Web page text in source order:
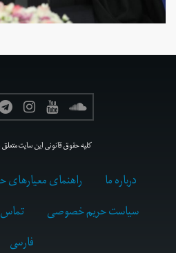
کلیه حقوق قانونی این سایت متعلق
درباره ما راهنمای معیارهای
سیاست حریم خصوصی
تماس
فارسى